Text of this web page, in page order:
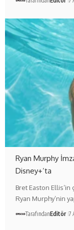
Ryan Murphy
Disney+’ta
Bret Easton Ellis’in
Ryan Murphy’nin
TarafındanEditör 7